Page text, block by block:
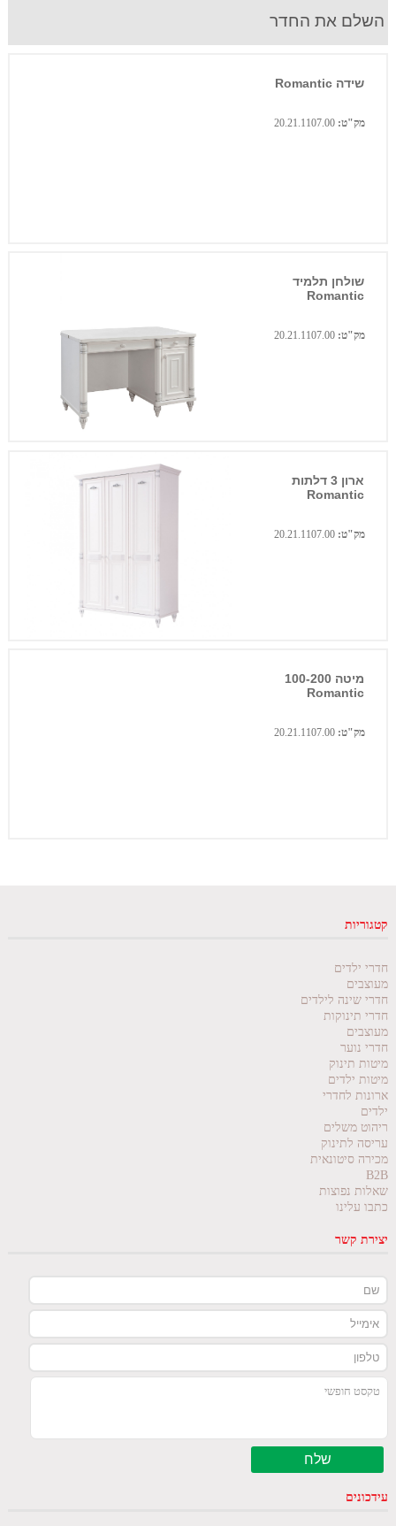
השלם את החדר
שידה Romantic
מק"ט:
שולחן תלמיד
Romantic
מק"ט:
ארון 3 דלתות
Romantic
מק"ט:
מיטה 100-200
Romantic
מק"ט:
קטגוריות
חדרי ילדים
מעוצבים
חדרי שינה לילדים
חדרי תינוקות
מעוצבים
חדרי נוער
מיטות תינוק
מיטות ילדים
ארונות לחדרי
ילדים
ריהוט משלים
עריסה לתינוק
מכירה סיטונאית
B2B
שאלות נפוצות
כתבו עלינו
יצירת קשר
עידכונים